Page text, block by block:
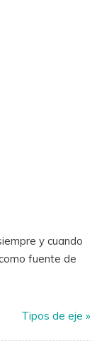
y cuando
fuente de
Tipos de eje »